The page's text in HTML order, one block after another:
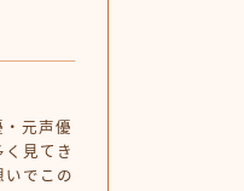
元声優
見てき
いでこの